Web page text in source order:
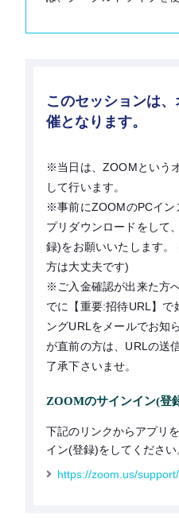
このセッションは
催となります。
※当日は、ZOOMという
して行います。
※事前にZOOMのPCイン
プリダウンロードをして
録)をお願いいたします
方は大丈夫です)
※ご入金確認が出来た方
でに【重要:招待URL】で
ングURLをメールでお知
が直前の方は、URLの送
了承下さいませ。
ZOOMのサインイン(登
下記のリンクからアプリ
イン(登録)をしてください
https://zoom.us/